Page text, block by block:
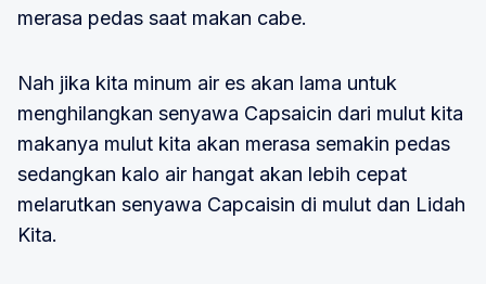
merasa pedas saat makan cabe.
Nah jika kita minum air es akan lama untuk
menghilangkan senyawa Capsaicin dari mulut kita
makanya mulut kita akan merasa semakin pedas
sedangkan kalo air hangat akan lebih cepat
melarutkan senyawa Capcaisin di mulut dan Lidah
Kita.